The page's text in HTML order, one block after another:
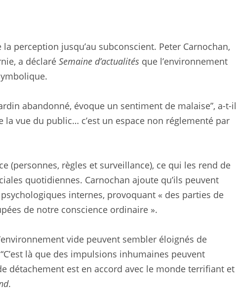
perception jusqu’au subconscient. Peter Carnochan,
a déclaré Semaine d’actualités que l’environnement
abandonné, évoque un sentiment de malaise”, a-t-il
la vue du public… c’est un espace non réglementé par
(personnes, règles et surveillance), ce qui les rend de
quotidiennes. Carnochan ajoute qu’ils peuvent
internes, provoquant « des parties de
de notre conscience ordinaire ».
vide peuvent sembler éloignés de
là que des impulsions inhumaines peuvent
détachement est en accord avec le monde terrifiant et
.